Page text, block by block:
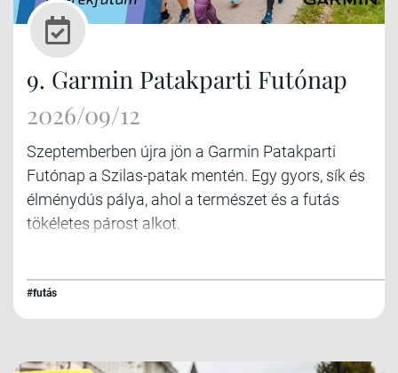
9. Garmin Patakparti Futónap
2026/09/12
Szeptemberben újra jön a Garmin Patakparti
Futónap a Szilas-patak mentén. Egy gyors, sík és
élménydús pálya, ahol a természet és a futás
tökéletes párost alkot.
#futás